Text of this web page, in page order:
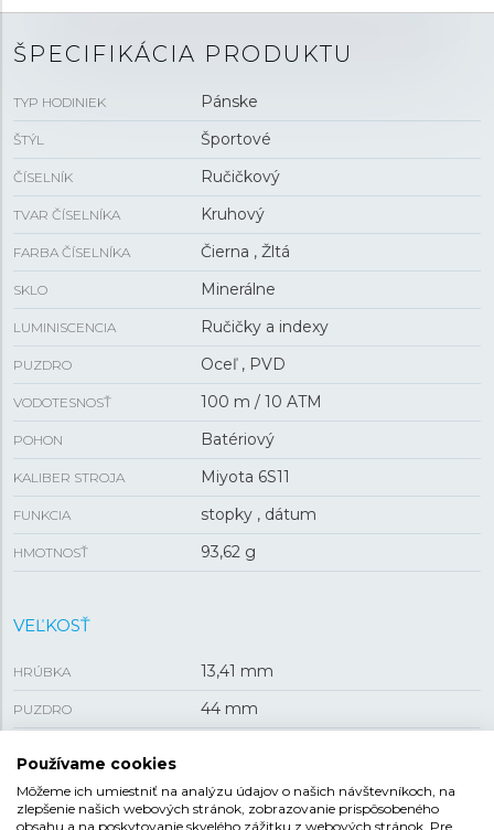
ŠPECIFIKÁCIA PRODUKTU
TYP HODINIEK Pánske
ŠTÝL Športové
ČÍSELNÍK Ručičkový
TVAR ČÍSELNÍKA Kruhový
FARBA ČÍSELNÍKA Čierna , Žltá
SKLO Minerálne
LUMINISCENCIA Ručičky a indexy
PUZDRO Oceľ , PVD
VODOTESNOSŤ 100 m / 10 ATM
POHON Batériový
KALIBER STROJA Miyota 6S11
FUNKCIA stopky , dátum
HMOTNOSŤ 93,62 g
VEĽKOSŤ
HRÚBKA 13,41 mm
PUZDRO 44 mm
REMIENOK
Používame cookies
Môžeme ich umiestniť na analýzu údajov o našich návštevníkoch, na
zlepšenie našich webových stránok, zobrazovanie prispôsobeného
obsahu a na poskytovanie skvelého zážitku z webových stránok. Pre